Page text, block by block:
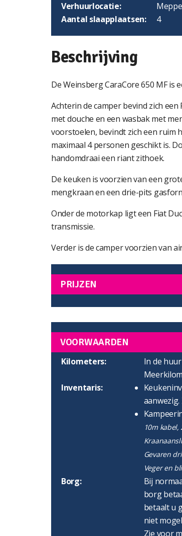
Verhuurlocatie:
Aantal slaapplaatsen:
4
Beschrijving
De Weinsberg CaraCore 650 MF
Achterin de camper bevind zich
met douche en een wasbak met
voorstoelen, bevindt zich een ruim
maximaal 4 personen geschikt is.
handomdraai een riant zithoek.
De keuken is voorzien van een
mengkraan en een drie-pits
Onder de motorkap ligt een Fiat
transmissie.
Verder is de camper voorzien van
PRIJZEN
VOORWAARDEN
Kilometers:
In de
Inventaris:
aanwezig.
10m
Gevaren
Veger en
Borg:
Bij
borg
betaalt u
niet
Zie voor